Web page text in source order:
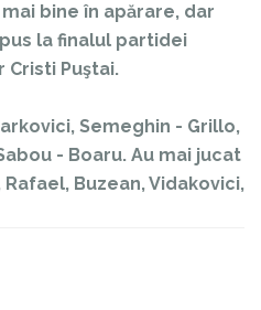
bine în apărare, dar
la finalul partidei
Puştai.
Semeghin - Grillo,
- Boaru. Au mai jucat
Buzean, Vidakovici,